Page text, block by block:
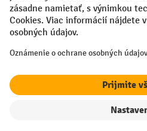
Nastavenia ochrany osobných
All prices excl. VAT plusshipping costs
¹ Zľava platí do vypredania zásob.